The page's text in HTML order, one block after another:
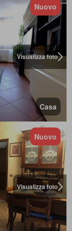
Visualizza foto
Nuovo
Casa
Visualizza foto
Nuovo